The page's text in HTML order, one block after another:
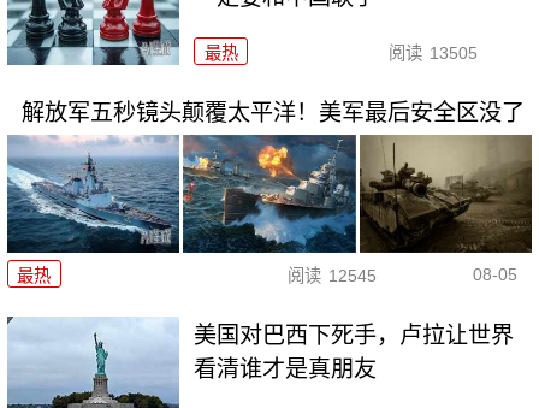
最热 阅读 13505
解放军五秒镜头颠覆太平洋！美军最后安全区没了
最热 阅读 12545 08-05
美国对巴西下死手，卢拉让世界
看清谁才是真朋友